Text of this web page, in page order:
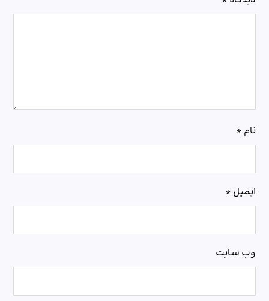
نام *
ایمیل *
وب‌ سایت